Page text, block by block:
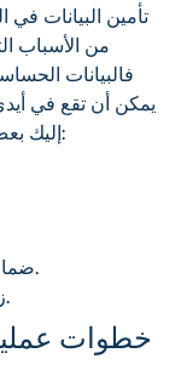
تأمين البيانات في
من الأسباب
فالبيانات
يمكن أن تقع في
إليك بعض الأسباب التي تجعل تأمين البيانات أمرًا حيويًا:
ضمان سلامة البيانات في حالة فقدان الجهاز.
زيادة الثقة في التطبيقات التي تستخدمها.
خطوات